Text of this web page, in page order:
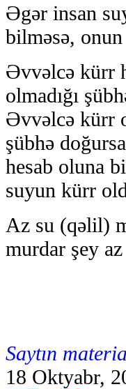
Əgər insan
bilməsə,
Əvvəlcə kürr
olmadığı
Əvvəlcə kürr
şübhə
hesab oluna
suyun kürr
Az su (qəlil)
murdar şey
Saytın
18 Oktyabr,